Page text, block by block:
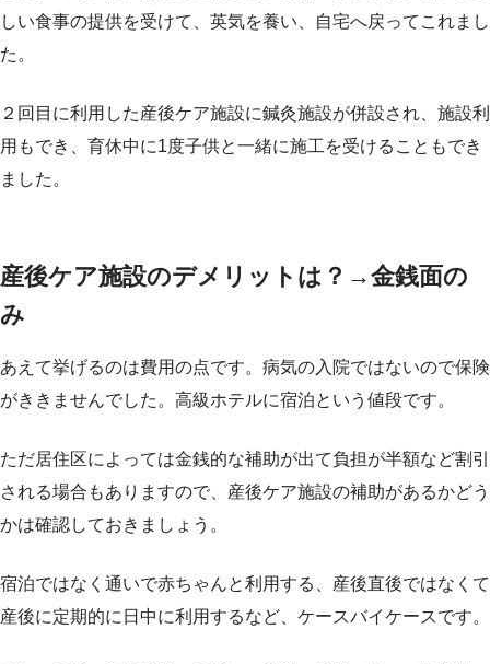
しい食事の提供を受けて、英気を養い、自宅へ戻ってこれまし
た。
２回目に利用した産後ケア施設に鍼灸施設が併設され、施設利
用もでき、育休中に1度子供と一緒に施工を受けることもでき
ました。
産後ケア施設のデメリットは？→金銭面の
み
あえて挙げるのは費用の点です。病気の入院ではないので保険
がききませんでした。高級ホテルに宿泊という値段です。
ただ居住区によっては金銭的な補助が出て負担が半額など割引
される場合もありますので、産後ケア施設の補助があるかどう
かは確認しておきましょう。
宿泊ではなく通いで赤ちゃんと利用する、産後直後ではなくて
産後に定期的に日中に利用するなど、ケースバイケースです。